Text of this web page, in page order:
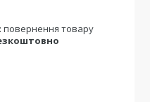
повернення товару